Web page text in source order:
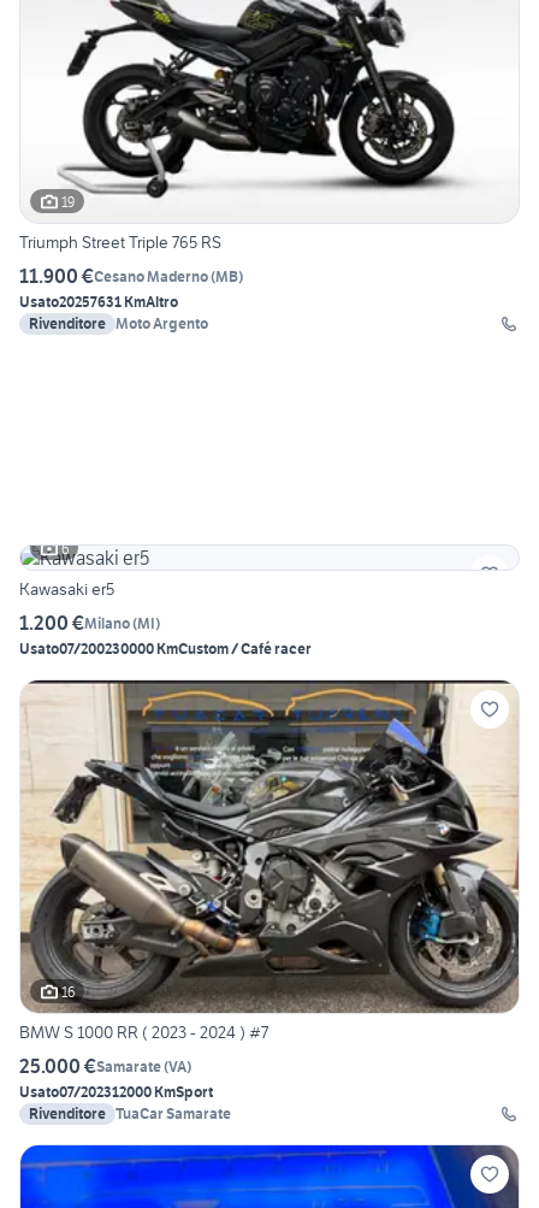
19
Triumph Street Triple 765 RS
11.900 €Cesano Maderno(MB)
Usato20257631 KmAltro
Rivenditore Moto Argento
6
Kawasaki er5
1.200 €Milano(MI)
Usato07/200230000 KmCustom / Café racer
16
BMW S 1000 RR ( 2023 - 2024 ) #7
25.000 €Samarate(VA)
Usato07/202312000 KmSport
Rivenditore TuaCar Samarate